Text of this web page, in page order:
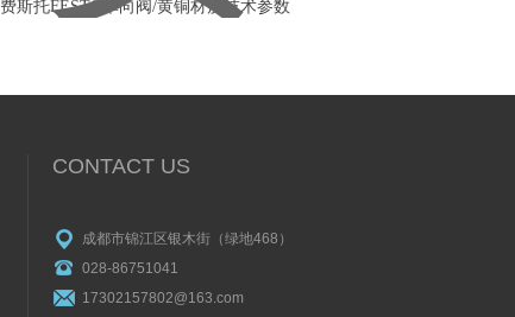
费斯托FESTO单向阀/黄铜材质技术参数
CONTACT US
成都市锦江区银木街（绿地468）
028-86751041
17302157802@163.com